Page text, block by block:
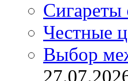
Сигареты
Честные
Выбор